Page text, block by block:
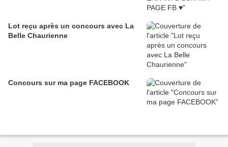
Lot reçu après un concours avec La
Belle Chaurienne
Concours sur ma page FACEBOOK